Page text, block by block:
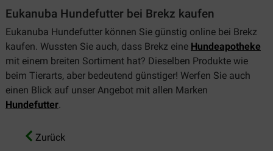
Eukanuba Hundefutter bei Brekz kaufen
Eukanuba Hundefutter können Sie günstig online bei Brekz
kaufen. Wussten Sie auch, dass Brekz eine Hundeapotheke
mit einem breiten Sortiment hat? Dieselben Produkte wie
beim Tierarts, aber bedeutend günstiger! Werfen Sie auch
einen Blick auf unser Angebot mit allen Marken
Hundefutter.
Zurück